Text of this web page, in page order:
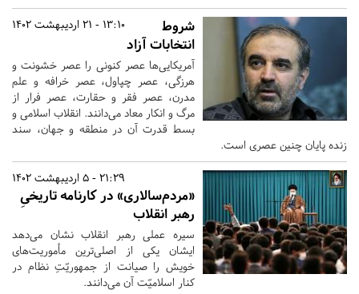
13:10 - 21 اردیبهشت 1402
شروط
انتخابات آزاد
آمریکایی‌ها عصر کنونی را عصر خشونت و
هرزگی، عصر چپاول، عصر خرافه و علم
مدرن، عصر فقر و حقارت، عصر فرار از
مرگ و انکار معاد می‌دانند. انقلاب اسلامی و
بسط قدرت آن در منطقه و جهان، سند
زنده پایان چنین عصری است.
21:29 - 5 اردیبهشت 1402
«مردم‌سالاری» در کارنامه‌ تاریخیِ
رهبر انقلاب
سیره‌ عملی رهبر انقلاب نشان می‌دهد
ایشان یکی از اصلی‌ترین مأموریت‌های
خویش را صیانت از جمهوریّتِ نظام در
کنار اسلامیّت آن می‌دانند.